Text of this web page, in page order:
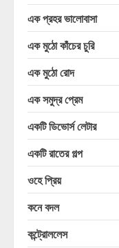
এক প্রহর ভালোবাসা
এক মুঠো কাঁচের চুরি
এক মুঠো রোদ
এক সমুদ্র প্রেম
একটি ডিভোর্স লেটার
একটি রাতের গল্প
ওহে প্রিয়
কনে বদল
কন্ট্রোললেস